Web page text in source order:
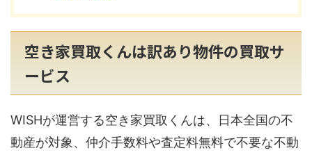
空き家買取くんは訳あり物件の買取サ
ービス
WISHが運営する空き家買取くんは、日本全国の不
動産が対象、仲介手数料や査定料無料で不要な不動